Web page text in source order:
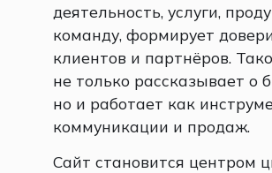
деятельность, услуги,
команду, формирует
клиентов и партнёров.
не только рассказывает о
но и работает как
коммуникации и продаж.
Сайт становится центром